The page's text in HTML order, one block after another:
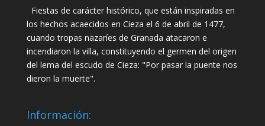
Fiestas de carácter histórico, que están inspiradas en
los hechos acaecidos en Cieza el 6 de abril de 1477,
cuando tropas nazaríes de Granada atacaron e
incendiaron la villa, constituyendo el germen del origen
del lema del escudo de Cieza: "Por pasar la puente nos
dieron la muerte".
Información: